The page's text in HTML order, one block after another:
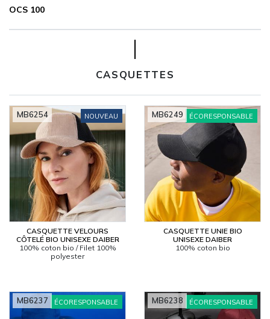
OCS 100
CASQUETTES
NOUVEAU
CASQUETTE VELOURS
CÔTELÉ BIO UNISEXE DAIBER
100% coton bio / Filet 100%
polyester
MB6254 ÉCORESPONSABLE
CASQUETTE UNIE BIO
UNISEXE DAIBER
100% coton bio
MB6249
ÉCORESPONSABLE
MB6237 ÉCORESPONSABLE
MB6238